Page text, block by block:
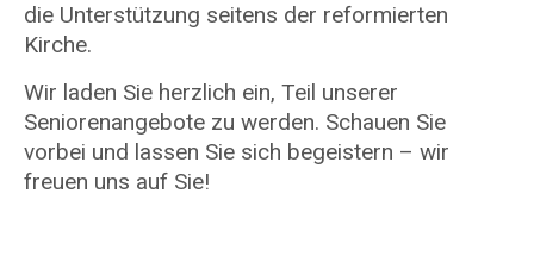
die Unterstützung seitens der reformierten
Kirche.
Wir laden Sie herzlich ein, Teil unserer
Seniorenangebote zu werden. Schauen Sie
vorbei und lassen Sie sich begeistern – wir
freuen uns auf Sie!